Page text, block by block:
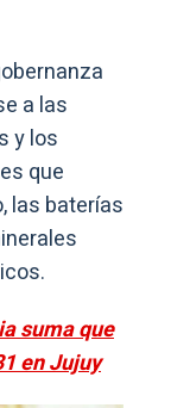
a las
y los
que
las baterías
suma que
en Jujuy